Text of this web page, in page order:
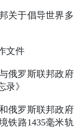
关于倡导世界多
文件
俄罗斯联邦政府
》
俄罗斯联邦政府
铁路1435毫米轨